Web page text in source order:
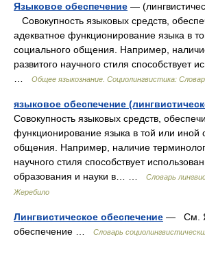
Языковое обеспечение —
Совокупность языковых средств,
адекватное функционирование языка в
социального общения. Например,
развитого научного стиля способствует
Общее языкознание. Социолингвистика:
языковое обеспечение
Совокупность языковых средств,
функционирование языка в той или иной
общения. Например, наличие
научного стиля способствует
образования и науки в… …
Словарь
Жеребило
Лингвистическое обеспечение — См.
обеспечение …
Словарь